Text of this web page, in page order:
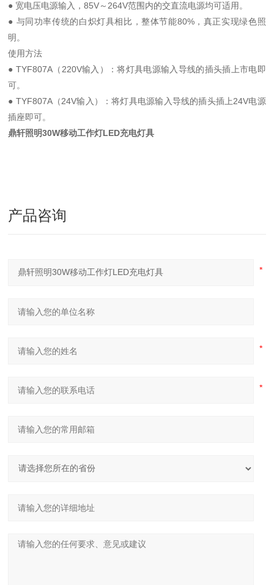
● 宽电压电源输入，85V～264V范围内的交直流电源均可适用。
● 与同功率传统的白炽灯具相比，整体节能80%，真正实现绿色照
明。
使用方法
● TYF807A（220V输入）：将灯具电源输入导线的插头插上市电即
可。
● TYF807A（24V输入）：将灯具电源输入导线的插头插上24V电源
插座即可。
鼎轩照明30W移动工作灯LED充电灯具
产品咨询